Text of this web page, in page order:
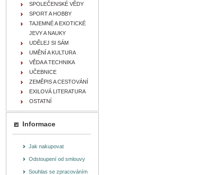
SPOLEČENSKÉ VĚDY
SPORT A HOBBY
TAJEMNÉ A EXOTICKÉ
JEVY A NAUKY
UDĚLEJ SI SÁM
UMĚNÍ A KULTURA
VĚDA A TECHNIKA
UČEBNICE
ZEMĚPIS A CESTOVÁNÍ
EXILOVÁ LITERATURA
OSTATNÍ
Informace
Jak nakupovat
Odstoupení od smlouvy
Souhlas se zpracováním